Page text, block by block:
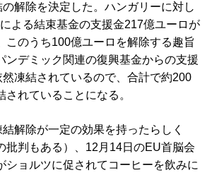
解除を決定した。ハンガリーに対し
よる結束基金の支援金217億ユーロが
このうち100億ユーロを解除する趣旨
ンデミック関連の復興基金からの支援
凍結されているので、合計で約200
れていることになる。
解除が一定の効果を持ったらしく
批判もある）、12月14日のEU首脳会
ショルツに促されてコーヒーを飲みに